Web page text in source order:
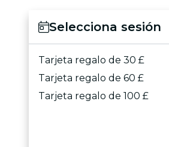
Selecciona sesión
Tarjeta regalo de 30 £
Tarjeta regalo de 60 £
Tarjeta regalo de 100 £